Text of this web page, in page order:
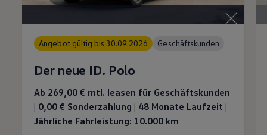
Angebot gültig bis 30.09.2026 Geschäftskunden
Der neue ID. Polo
Ab 269,00 € mtl. leasen für Geschäftskunden
| 0,00 € Sonderzahlung | 48 Monate Laufzeit |
Jährliche Fahrleistung: 10.000 km